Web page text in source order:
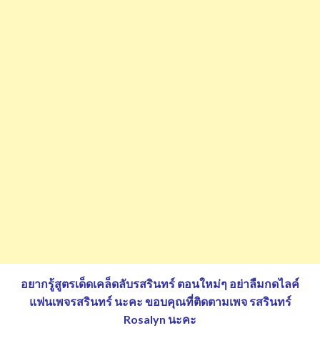
อยากรู้สูตรเด็ดเคล็ดลับรสรินทร์ ตอนใหม่ๆ อย่าลืมกดไลค์
แฟนเพจรสรินทร์ นะคะ ขอบคุณที่ติดตามเพจ รสรินทร์
Rosalyn นะคะ